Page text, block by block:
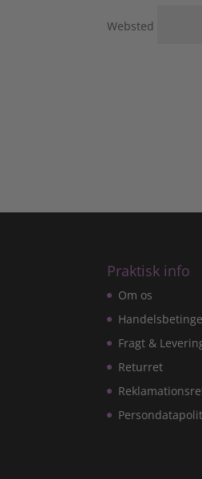
Websted
Praktisk info
Om os
Fragt &
Returret